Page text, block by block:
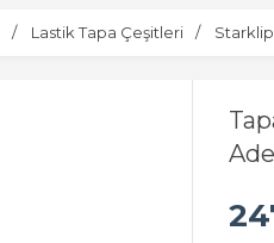
Lastik Tapa Çeşitleri